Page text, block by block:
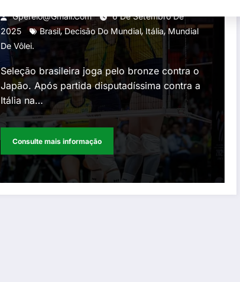
Gperelo@gmail.com
6 De Setembro De
2025
Brasil,Decisão Do Mundial,Itália,Mundial
De Vôlei.
Seleção brasileira joga pelo bronze contra o
Japão. Após partida disputadíssima contra a
Itália na…
Consulte mais informação